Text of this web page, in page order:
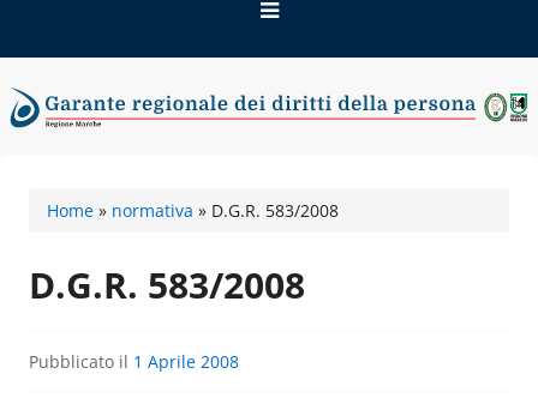
contenuto
Home » normativa » D.G.R. 583/2008
D.G.R. 583/2008
Pubblicato il 1 Aprile 2008